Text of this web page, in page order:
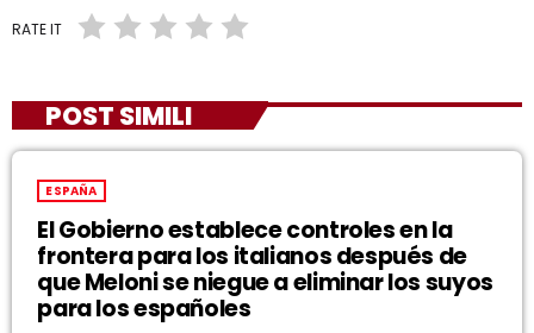
RATE IT
POST SIMILI
ESPAÑA
El Gobierno establece controles en la
frontera para los italianos después de
que Meloni se niegue a eliminar los suyos
para los españoles